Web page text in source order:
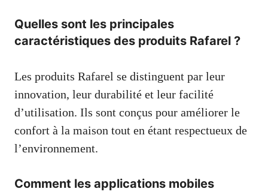
Quelles sont les principales
caractéristiques des produits Rafarel ?
Les produits Rafarel se distinguent par leur
innovation, leur durabilité et leur facilité
d’utilisation. Ils sont conçus pour améliorer le
confort à la maison tout en étant respectueux de
l’environnement.
Comment les applications mobiles